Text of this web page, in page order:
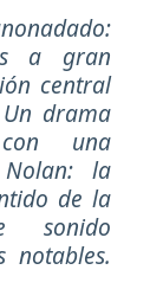
a gran
central
drama
una
la
de la
sonido
notables.